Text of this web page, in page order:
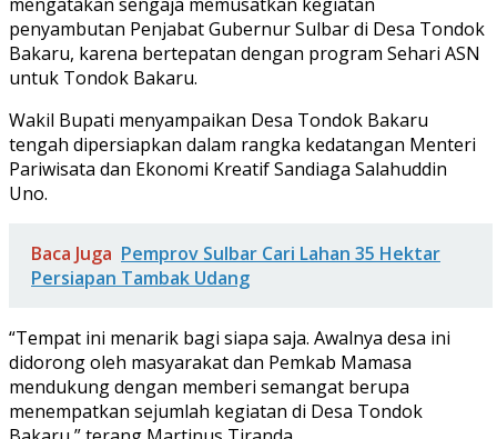
penyambutan Penjabat Gubernur Sulbar di Desa Tondok
Bakaru, karena bertepatan dengan program Sehari ASN
untuk Tondok Bakaru.
Wakil Bupati menyampaikan Desa Tondok Bakaru
tengah dipersiapkan dalam rangka kedatangan Menteri
Pariwisata dan Ekonomi Kreatif Sandiaga Salahuddin
Uno.
Baca Juga Pemprov Sulbar Cari Lahan 35 Hektar
Persiapan Tambak Udang
“Tempat ini menarik bagi siapa saja. Awalnya desa ini
didorong oleh masyarakat dan Pemkab Mamasa
mendukung dengan memberi semangat berupa
menempatkan sejumlah kegiatan di Desa Tondok